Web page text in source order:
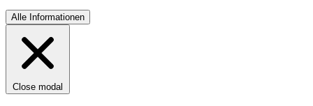
Alle Informationen
Close modal